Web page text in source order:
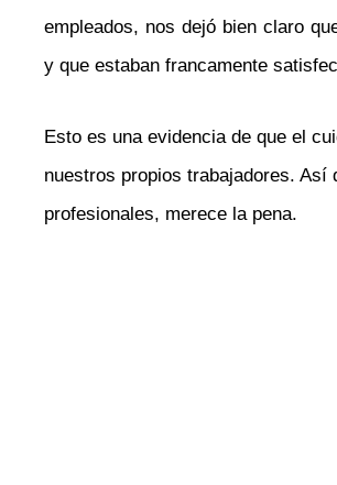
empleados, nos dejó bien claro
y que estaban francamente
Esto es una evidencia de que el
nuestros propios trabajadores.
profesionales, merece la pena.